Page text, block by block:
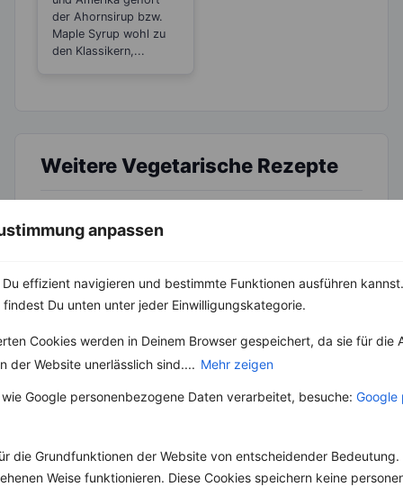
anpassen
effizient navigieren und bestimmte Funktionen ausführen
Du unten unter jeder Einwilligungskategorie.
Cookies werden in Deinem Browser gespeichert, da sie für die
der Website unerlässlich sind.... Mehr zeigen
Google personenbezogene Daten verarbeitet, besuche: Google
die Grundfunktionen der Website von entscheidender Bedeutung.
Weise funktionieren. Diese Cookies speichern keine
der Ahornsirup bzw.
Maple Syrup wohl zu
den Klassikern,...
Weitere Vegetarische Rezepte
‹ ›
Fett:12 g
Eiweiß:13 g